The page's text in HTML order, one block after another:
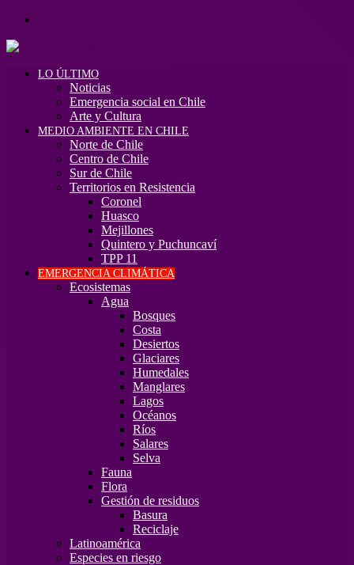
LO ÚLTIMO
Noticias
Emergencia social en Chile
Arte y Cultura
MEDIO AMBIENTE EN CHILE
Norte de Chile
Centro de Chile
Sur de Chile
Territorios en Resistencia
Coronel
Huasco
Mejillones
Quintero y Puchuncaví
TPP 11
EMERGENCIA CLIMÁTICA
Ecosistemas
Agua
Bosques
Costa
Desiertos
Glaciares
Humedales
Manglares
Lagos
Océanos
Ríos
Salares
Selva
Fauna
Flora
Gestión de residuos
Basura
Reciclaje
Latinoamérica
Especies en riesgo